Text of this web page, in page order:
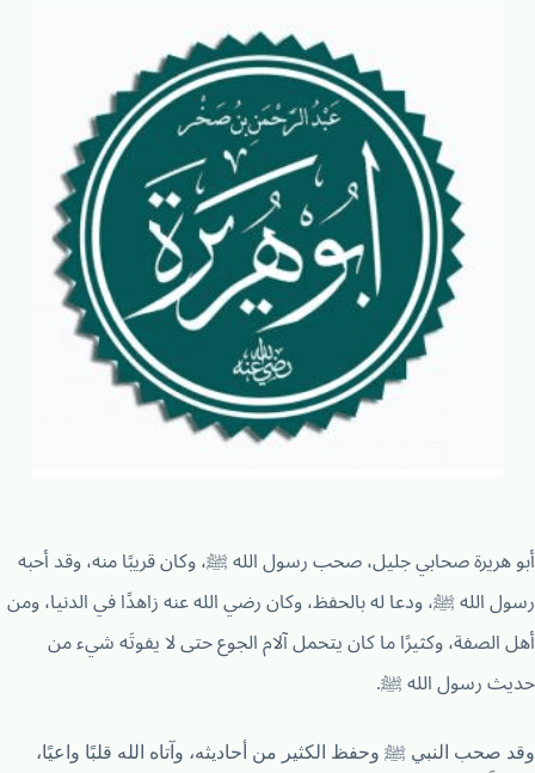
أبو هريرة صحابي جليل، صحب رسول الله ﷺ، وكان قريبًا منه، وقد أحبه
رسول الله ﷺ، ودعا له بالحفظ، وكان رضي الله عنه زاهدًا في الدنيا، ومن
أهل الصفة، وكثيرًا ما كان يتحمل آلام الجوع حتى لا يفوتَه شيء من
حديث رسول الله ﷺ.
وقد صحب النبي ﷺ وحفظ الكثير من أحاديثه، وآتاه الله قلبًا واعيًا،